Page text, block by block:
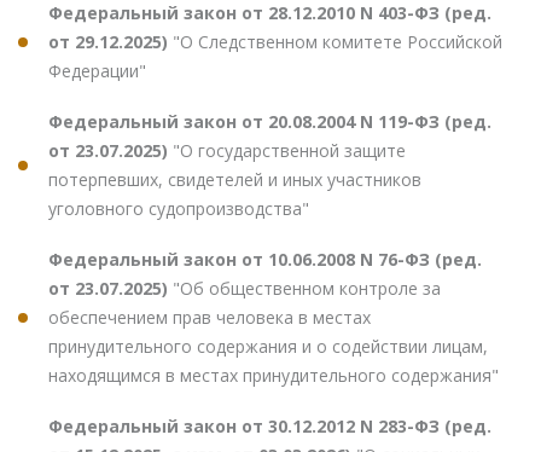
Федеральный закон от 28.12.2010 N 403-ФЗ (ред.
от 29.12.2025) "О Следственном комитете Российской
Федерации"
Федеральный закон от 20.08.2004 N 119-ФЗ (ред.
от 23.07.2025) "О государственной защите
потерпевших, свидетелей и иных участников
уголовного судопроизводства"
Федеральный закон от 10.06.2008 N 76-ФЗ (ред.
от 23.07.2025) "Об общественном контроле за
обеспечением прав человека в местах
принудительного содержания и о содействии лицам,
находящимся в местах принудительного содержания"
Федеральный закон от 30.12.2012 N 283-ФЗ (ред.